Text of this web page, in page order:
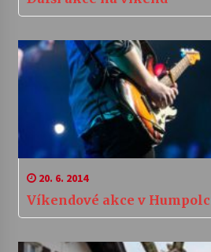
20. 6. 2014
Víkendové akce v